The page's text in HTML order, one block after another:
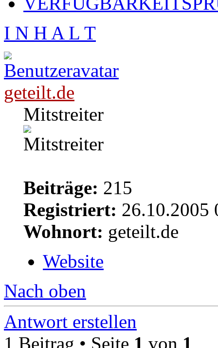
I N H A L T
geteilt.de
Mitstreiter
Beiträge: 215
Registriert: 26.10.2005
Wohnort: geteilt.de
Website
Nach oben
Antwort erstellen
1 Beitrag • Seite 1 von 1